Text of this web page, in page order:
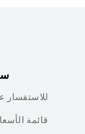
للاستفسار
قائمة